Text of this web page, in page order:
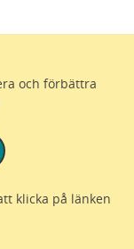
och förbättra
klicka på länken
1.85.1